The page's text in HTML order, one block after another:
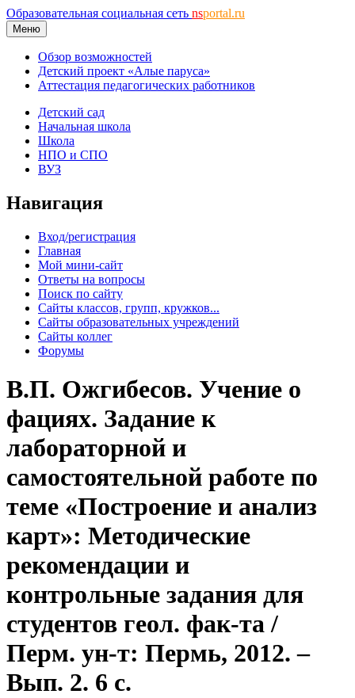
Образовательная социальная сеть nsportal.ru
Меню
Обзор возможностей
Детский проект «Алые паруса»
Аттестация педагогических работников
Детский сад
Начальная школа
Школа
НПО и СПО
ВУЗ
Навигация
Вход/регистрация
Главная
Мой мини-сайт
Ответы на вопросы
Поиск по сайту
Сайты классов, групп, кружков...
Сайты образовательных учреждений
Сайты коллег
Форумы
В.П. Ожгибесов. Учение о
фациях. Задание к
лабораторной и
самостоятельной работе по
теме «Построение и анализ
карт»: Методические
рекомендации и
контрольные задания для
студентов геол. фак-та /
Перм. ун-т: Пермь, 2012. –
Вып. 2. 6 с.